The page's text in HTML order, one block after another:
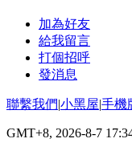
加為好友
給我留言
打個招呼
發消息
聯繫我們|小黑屋|手機
GMT+8, 2026-8-7